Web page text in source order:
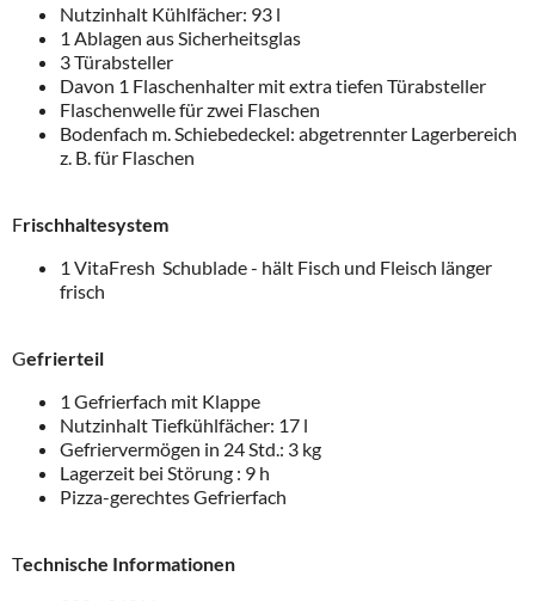
Nutzinhalt Kühlfächer: 93 l
1 Ablagen aus Sicherheitsglas
3 Türabsteller
Davon 1 Flaschenhalter mit extra tiefen Türabsteller
Flaschenwelle für zwei Flaschen
Bodenfach m. Schiebedeckel: abgetrennter Lagerbereich
z. B. für Flaschen
Frischhaltesystem
1 VitaFresh Schublade - hält Fisch und Fleisch länger
frisch
Gefrierteil
1 Gefrierfach mit Klappe
Nutzinhalt Tiefkühlfächer: 17 l
Gefriervermögen in 24 Std.: 3 kg
Lagerzeit bei Störung : 9 h
Pizza-gerechtes Gefrierfach
Technische Informationen